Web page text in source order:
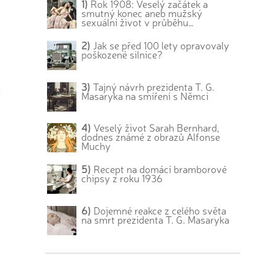
1) Rok 1908: Veselý začátek a
smutný konec aneb mužský
sexuální život v průběhu…
2) Jak se před 100 lety opravovaly
poškozené silnice?
3) Tajný návrh prezidenta T. G.
Masaryka na smíření s Němci
4) Veselý život Sarah Bernhard,
dodnes známé z obrazů Alfonse
Muchy
5) Recept na domácí bramborové
chipsy z roku 1936
6) Dojemné reakce z celého světa
na smrt prezidenta T. G. Masaryka